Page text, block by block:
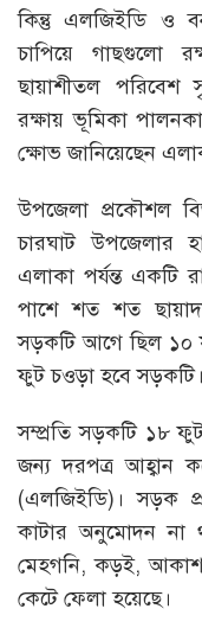
কিন্তু এলজিইডি ও
চাপিয়ে গাছগুলো
ছায়াশীতল পরিবেশ
রক্ষায় ভূমিকা
ক্ষোভ জানিয়েছেন
উপজেলা প্রকৌশল
চারঘাট উপজেলার
এলাকা পর্যন্ত একটি
পাশে শত শত
সড়কটি আগে ছিল ১০
ফুট চওড়া হবে সড়কটি।
সম্প্রতি সড়কটি ১৮
জন্য দরপত্র আহ্বান
(এলজিইডি)। সড়ক
কাটার অনুমোদন
মেহগনি, কড়ই,
কেটে ফেলা হয়েছে।